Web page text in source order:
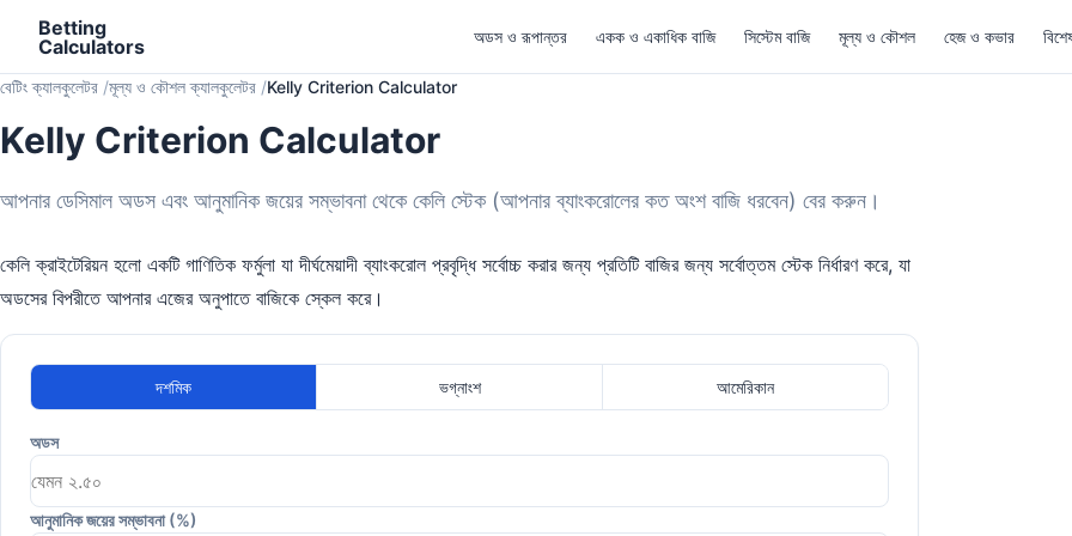
Betting
Calculators
অডস ও রূপান্তর একক ও একাধিক বাজি সিস্টেম বাজি মূল্য ও কৌশল হেজ ও কভার
বেটিং ক্যালকুলেটর মূল্য ও কৌশল ক্যালকুলেটর Kelly Criterion Calculator
Kelly Criterion Calculator
আপনার ডেসিমাল অডস এবং আনুমানিক জয়ের সম্ভাবনা থেকে কেলি স্টেক (আপনার ব্যাংকরোলের কত অংশ বাজি ধরবেন) বের করুন।
কেলি ক্রাইটেরিয়ন হলো একটি গাণিতিক ফর্মুলা যা দীর্ঘমেয়াদী ব্যাংকরোল প্রবৃদ্ধি সর্বোচ্চ করার জন্য প্রতিটি বাজির জন্য সর্বোত্তম স্টেক নির্ধারণ করে, যা
অডসের বিপরীতে আপনার এজের অনুপাতে বাজিকে স্কেল করে।
দশমিক ভগ্নাংশ আমেরিকান
অডস
আনুমানিক জয়ের সম্ভাবনা (%)